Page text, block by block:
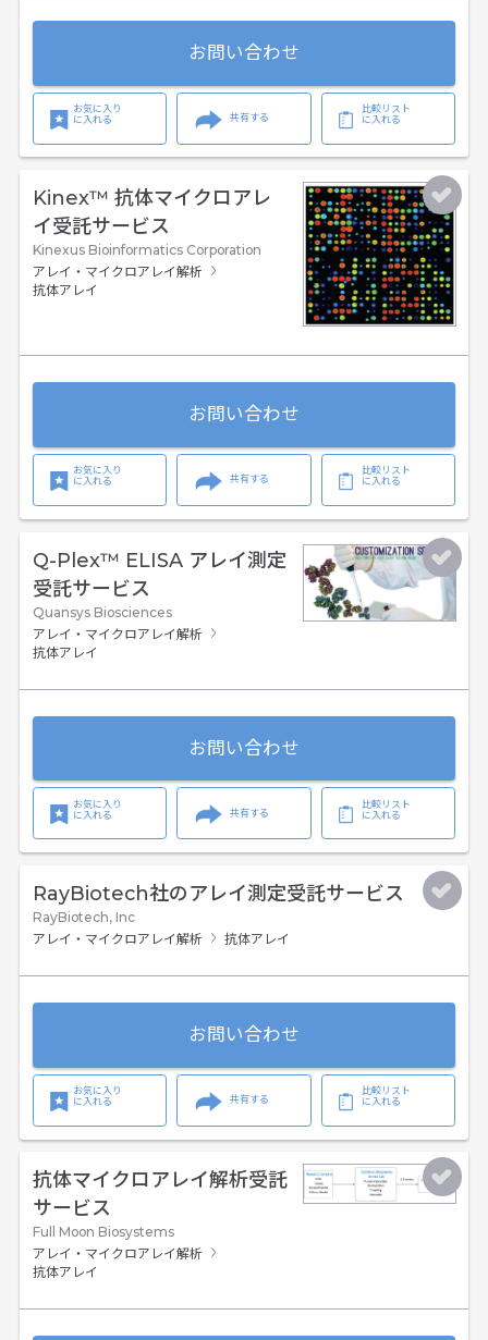
お問い合わせ
お気に入り
に入れる
共有する
比較リスト
に入れる
Kinex™ 抗体マイクロアレ
イ受託サービス
Kinexus Bioinformatics Corporation
アレイ・マイクロアレイ解析
抗体アレイ
お問い合わせ
お気に入り
に入れる
共有する
比較リスト
に入れる
Q-Plex™ ELISA アレイ測定
受託サービス
Quansys Biosciences
アレイ・マイクロアレイ解析
抗体アレイ
お問い合わせ
お気に入り
に入れる
共有する
比較リスト
に入れる
RayBiotech社のアレイ測定受託サービス
RayBiotech, Inc
アレイ・マイクロアレイ解析
抗体アレイ
お問い合わせ
お気に入り
に入れる
共有する
比較リスト
に入れる
抗体マイクロアレイ解析受託
サービス
Full Moon Biosystems
アレイ・マイクロアレイ解析
抗体アレイ